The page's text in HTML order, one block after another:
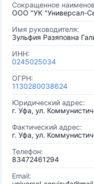
Сокращенное
ООО "УК "Универсал-
Имя руководителя:
Зульфия Разяповна
ИНН:
0245025034
ОГРН:
1130280038624
Юридический адрес:
г. Уфа, ул.
Фактический адрес:
г. Уфа, ул.
Телефон:
83472461294
Email: